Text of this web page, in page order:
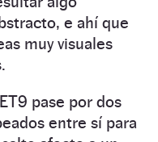
e ahí que
muy visuales
pase por dos
entre sí para